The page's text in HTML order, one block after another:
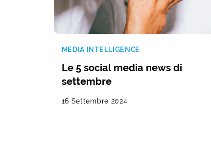
MEDIA INTELLIGENCE
Le 5 social media news di
settembre
16 Settembre 2024